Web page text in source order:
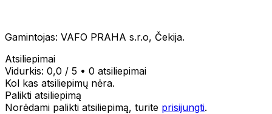
Gamintojas: VAFO PRAHA s.r.o, Čekija.
Atsiliepimai
Vidurkis: 0,0 / 5 • 0 atsiliepimai
Kol kas atsiliepimų nėra.
Palikti atsiliepimą
Norėdami palikti atsiliepimą, turite prisijungti.